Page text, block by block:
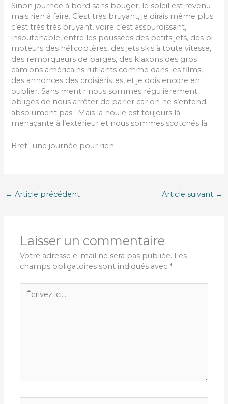
Sinon journée à bord sans bouger, le soleil est revenu
mais rien à faire. C’est très bruyant, je dirais même plus
c’est très très bruyant, voire c’est assourdissant,
insoutenable, entre les poussées des petits jets, des bi
moteurs des hélicoptères, des jets skis à toute vitesse,
des remorqueurs de barges, des klaxons des gros
camions américains rutilants comme dans les films,
des annonces des croisiéristes, et je dois encore en
oublier. Sans mentir nous sommes régulièrement
obligés de nous arrêter de parler car on ne s’entend
absolument pas ! Mais la houle est toujours là
menaçante à l’extérieur et nous sommes scotchés là.
Bref : une journée pour rien.
← Article précédent Article suivant →
Laisser un commentaire
Votre adresse e-mail ne sera pas publiée. Les
champs obligatoires sont indiqués avec *
Écrivez
ici…